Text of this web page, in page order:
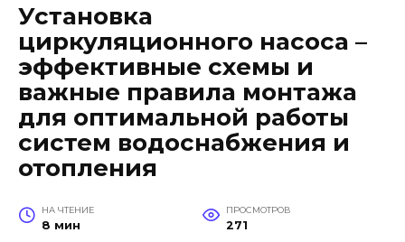
Установка
циркуляционного насоса –
эффективные схемы и
важные правила монтажа
для оптимальной работы
систем водоснабжения и
отопления
НА ЧТЕНИЕ
8 мин
ПРОСМОТРОВ
271